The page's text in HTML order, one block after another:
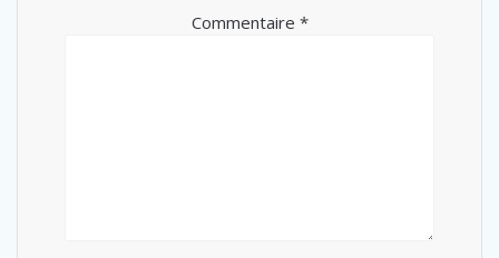
Commentaire *